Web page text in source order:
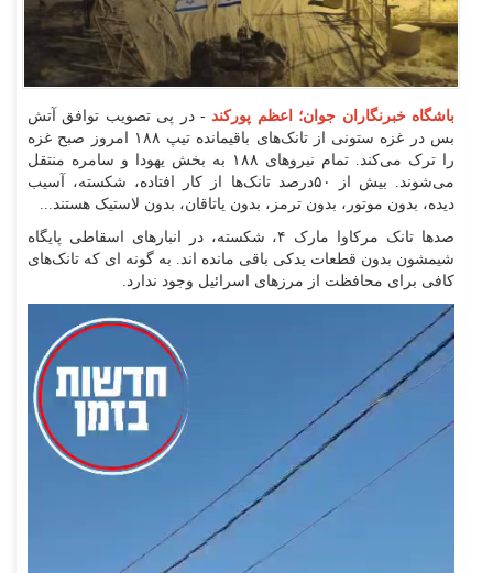
باشگاه خبرنگاران جوان؛ اعظم پورکند - در پی تصویب توافق آتش
بس در غزه ستونی از تانک‌های باقیمانده تیپ ۱۸۸ امروز صبح غزه
را ترک می‌کند. تمام نیرو‌های ۱۸۸ به بخش یهودا و سامره منتقل
می‌شوند. بیش از ۵۰درصد تانک‌ها از کار افتاده، شکسته، آسیب
دیده، بدون موتور، بدون ترمز، بدون یاتاقان، بدون لاستیک هستند...
صد‌ها تانک مرکاوا مارک ۴، شکسته، در انبار‌های اسقاطی پایگاه
شیمشون بدون قطعات یدکی باقی مانده اند. به گونه ای که تانک‌های
کافی برای محافظت از مرز‌های اسرائیل وجود ندارد.